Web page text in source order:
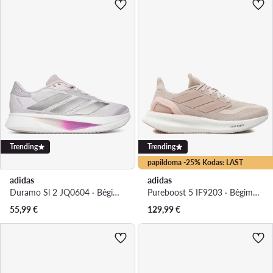
Trending
adidas
Duramo Sl 2 JQ0604 · Bėgimo batai
55,99€
papildoma -25% Kodas: LAST
Trending
adidas
Pureboost 5 IF9203 · Bėgimo batai
129,99€